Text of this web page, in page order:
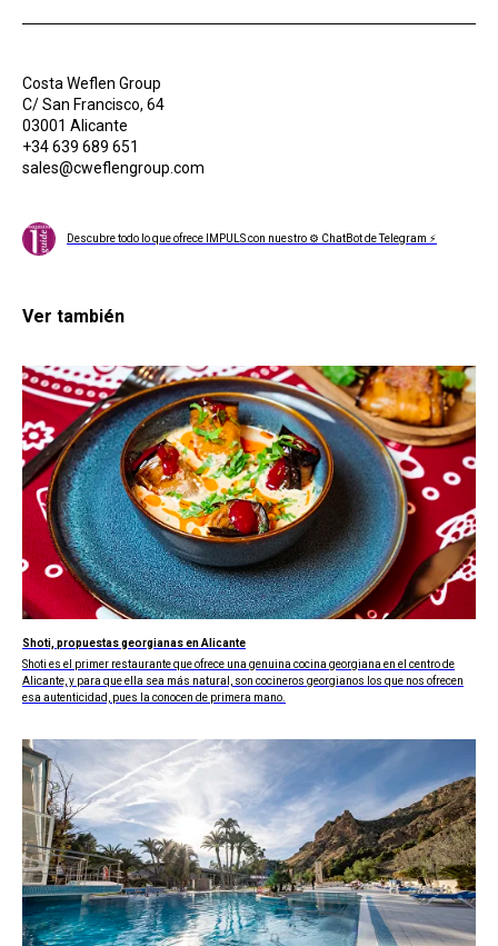
Costa Weflen Group
C/ San Francisco, 64
03001 Alicante
+34 639 689 651
sales@cweflengroup.com
Descubre todo lo que ofrece IMPULS con nuestro ⚙ ChatBot de Telegram ⚡
Ver también
Shoti, propuestas georgianas en Alicante
Shoti es el primer restaurante que ofrece una genuina cocina georgiana en el centro de
Alicante, y para que ella sea más natural, son cocineros georgianos los que nos ofrecen
esa autenticidad, pues la conocen de primera mano.